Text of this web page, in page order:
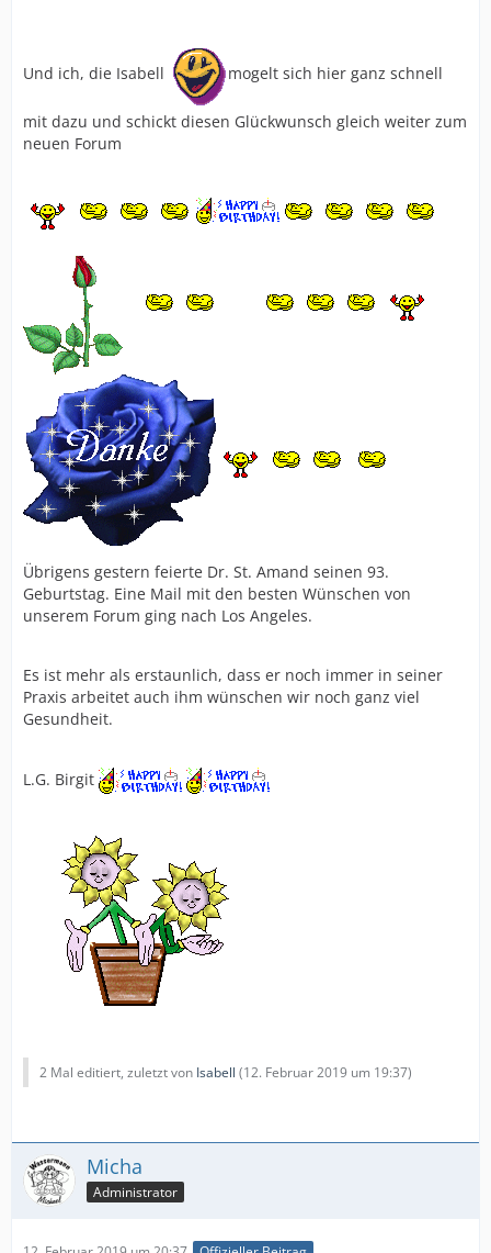
Und ich, die Isabell mogelt sich hier ganz schnell
mit dazu und schickt diesen Glückwunsch gleich weiter zum
neuen Forum
Übrigens gestern feierte Dr. St. Amand seinen 93.
Geburtstag. Eine Mail mit den besten Wünschen von
unserem Forum ging nach Los Angeles.
Es ist mehr als erstaunlich, dass er noch immer in seiner
Praxis arbeitet auch ihm wünschen wir noch ganz viel
Gesundheit.
L.G. Birgit
2 Mal editiert, zuletzt von Isabell (12. Februar 2019 um 19:37)
Micha
Administrator